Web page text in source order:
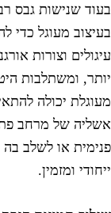
שנישות גבס
מעוגל כדי
וצורות
ומשתלבות
יכולה
של מרחב
או לשלב בה
ומזמין.